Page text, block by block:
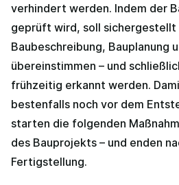
verhindert werden. Indem der
geprüft wird, soll sichergestellt
Baubeschreibung, Bauplanung
übereinstimmen – und
frühzeitig erkannt werden.
bestenfalls noch vor dem
starten die folgenden
des Bauprojekts – und enden
Fertigstellung.